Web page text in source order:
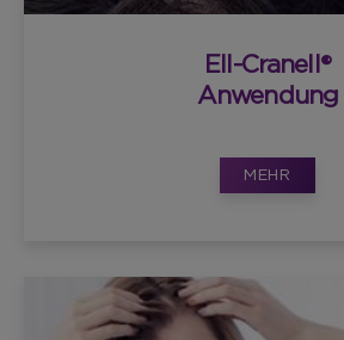
Ell-Cranell®
Anwendung
MEHR